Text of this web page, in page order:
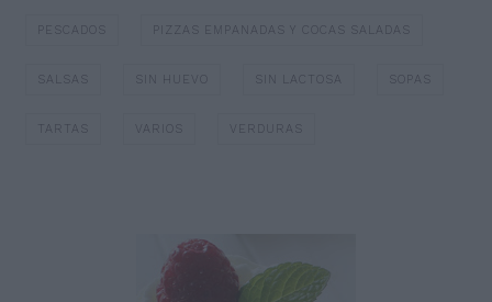
PESCADOS PIZZAS EMPANADAS Y COCAS SALADAS
SALSAS SIN HUEVO SIN LACTOSA SOPAS
TARTAS VARIOS VERDURAS